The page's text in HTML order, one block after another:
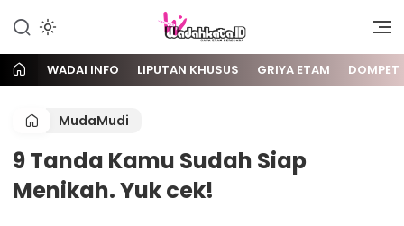
Wadai
Gaya Etam Bersuara
WADAI INFO LIPUTAN KHUSUS GRIYA ETAM DOMPET
MudaMudi
9 Tanda Kamu Sudah Siap
Menikah. Yuk cek!